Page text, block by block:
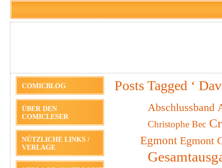
COMICBLOG
ÜBER DEN
COMICLESER
NÜTZLICHE LINKS /
VERLAGE
Posts Tagged ‘
Abschlussband
Christophe Bec
Egmont Egmont